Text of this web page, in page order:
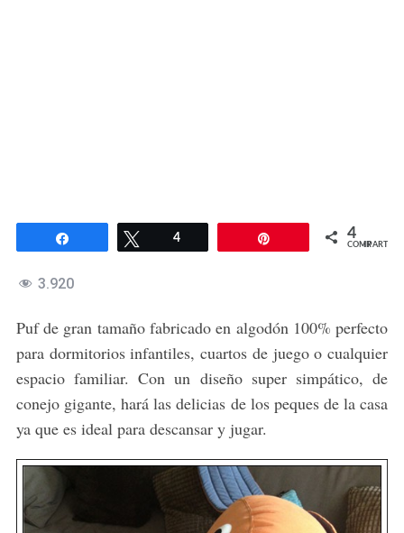
Compartir Twittear
4 4
COMPARTIR
3.920
Puf de gran tamaño fabricado en algodón 100% perfecto
para dormitorios infantiles, cuartos de juego o cualquier
espacio familiar. Con un diseño super simpático, de
conejo gigante, hará las delicias de los peques de la casa
ya que es ideal para descansar y jugar.